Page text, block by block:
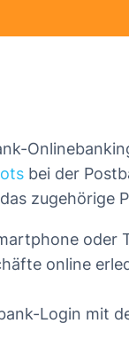
bei der
zugehörige
oder
online
Login mit